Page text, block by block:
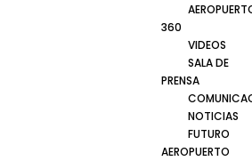
360
VIDEOS
SALA DE
PRENSA
NOTICIAS
FUTURO
AEROPUERTO